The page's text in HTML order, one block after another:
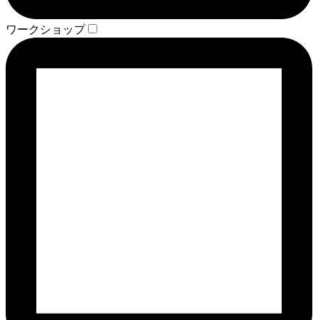
ワークショップ